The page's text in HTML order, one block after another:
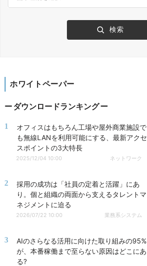
ホワイトペーパー
ダウンロードランキング
1
オフィスはもちろん工場や屋外商業施設で
も無線LANを利用可能にする、最新アクセ
スポイントの3大特長
2025/12/04 10:00 ネットワーク
2
採用の成功は「社員の定着と活躍」にあ
り。個と組織の両面から支えるタレントマ
ネジメントに迫る
2026/07/22 10:00 業務系システム
3
AIのさらなる活用に向けた取り組みの95%
が、本番稼働まで至らない原因はどこにあ
る?